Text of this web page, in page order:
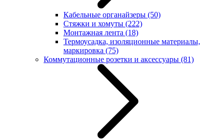
Кабельные органайзеры (50)
Стяжки и хомуты (222)
Монтажная лента (18)
Термоусадка, изоляционные материалы,
маркировка (75)
Коммутационные розетки и аксессуары (81)